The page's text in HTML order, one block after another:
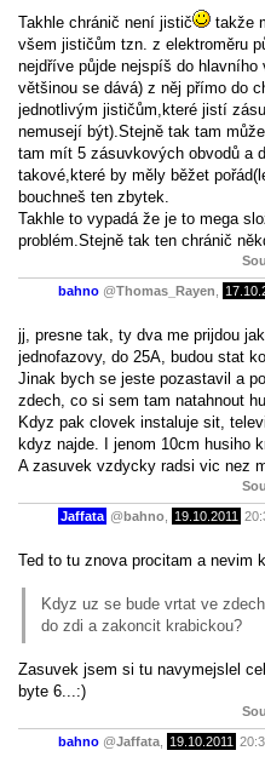
Takhle chránič není jistič
takže
všem jističům tzn. z elektroměru
nejdříve půjde nejspíš do
většinou se dává) z něj přímo do
jednotlivým jističům,které jistí
nemusejí být).Stejně tak tam
tam mít 5 zásuvkových obvodů a
takové,které by měly běžet
bouchneš ten zbytek.
Takhle to vypadá že je to mega
problém.Stejně tak ten chránič
bahno @Thomas_Rayen
jj, presne tak, ty dva me prijdou
jednofazovy, do 25A, budou stat
Jinak bych se jeste pozastavil a
zdech, co si sem tam natahnout
Kdyz pak clovek instaluje sit,
kdyz najde. I jenom 10cm husiho
A zasuvek vzdycky radsi vic nez
Jaffata @bahno 19.10.2011
Ted to tu znova procitam a nevim
Kdyz uz se bude vrtat ve
do zdi a zakoncit krabickou?
Zasuvek jsem si tu navymejslel
byte 6...:)
bahno @Jaffata 19.10.2011